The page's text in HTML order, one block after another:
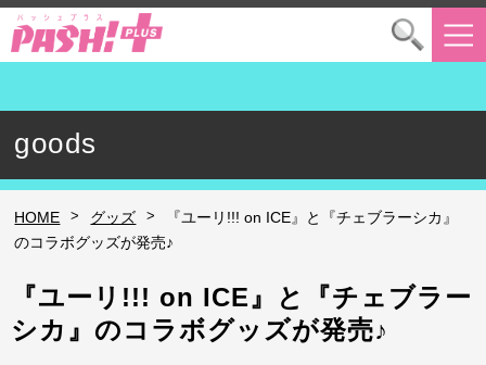
goods
HOME > グッズ >
『ユーリ!!! on ICE』と『チェブラーシカ』
のコラボグッズが発売♪
『ユーリ!!! on ICE』と『チェブラー
シカ』のコラボグッズが発売♪